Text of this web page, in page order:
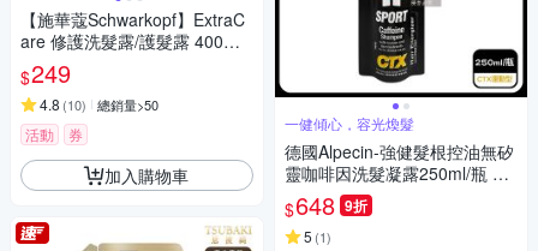
【施華蔻Schwarkopf】ExtraC
are 修護洗髮露/護髮露 400ml
#蓬蓬瓶
$249
4.8 (10) 總銷量>50
活動 券
加入購物車
一健傾心，容光煥髮
德國Alpecin-強健髮根控油無矽
靈咖啡因洗髮凝露250ml/瓶 2
款可選 (運動護髮洗髮精,男士
調理頭皮洗髮液,油性髮質洗髮
乳)
$648 9折
5 (1)